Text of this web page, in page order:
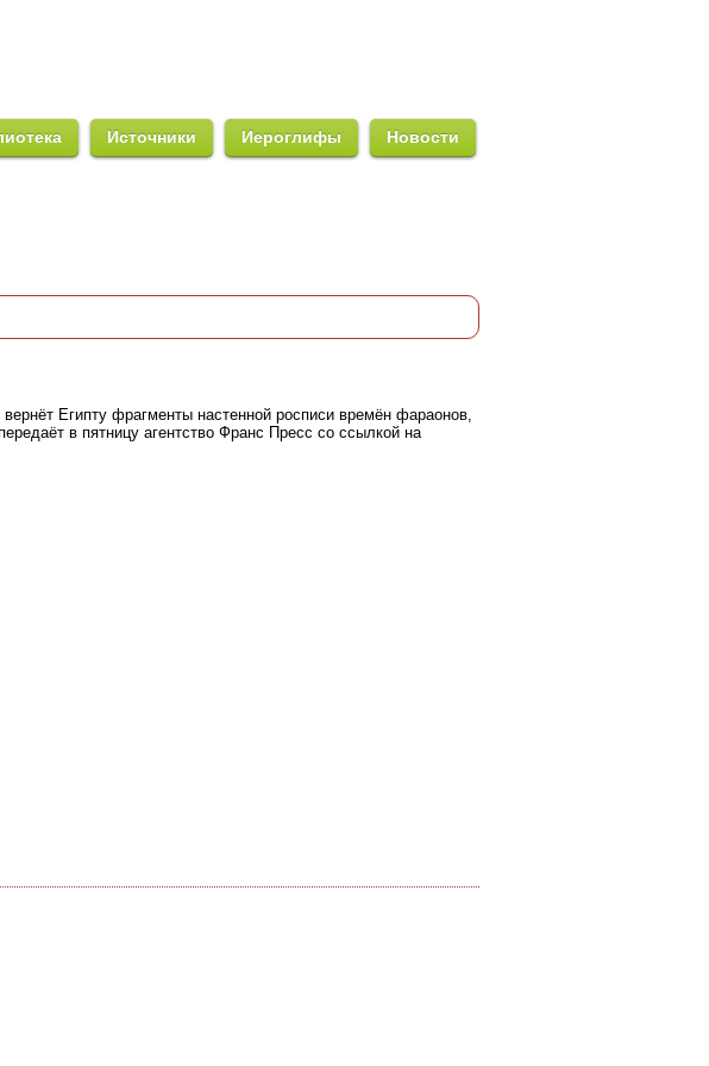
Источники Иероглифы Новости
Египту фрагменты настенной росписи времён фараонов,
в пятницу агентство Франс Пресс со ссылкой на